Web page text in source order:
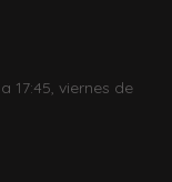
17:45, viernes de